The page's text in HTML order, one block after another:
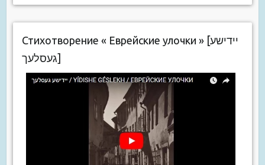
Стихотворение « Еврейские улочки » [יידישע
געסלעך]